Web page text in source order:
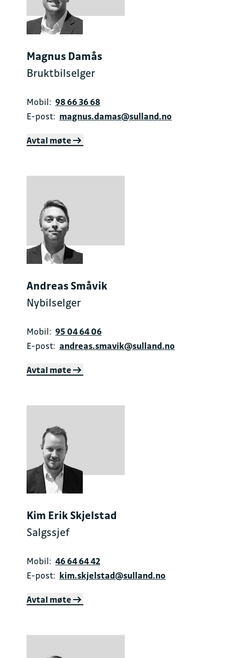
Magnus Damås
Bruktbilselger
Mobil: 98 66 36 68
E-post: magnus.damas@sulland.no
Avtal møte
Andreas Småvik
Nybilselger
Mobil: 95 04 64 06
E-post: andreas.smavik@sulland.no
Avtal møte
Kim Erik Skjelstad
Salgssjef
Mobil: 46 64 64 42
E-post: kim.skjelstad@sulland.no
Avtal møte